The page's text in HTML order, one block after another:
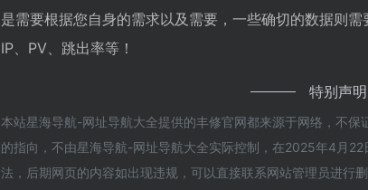
是需要根据您自身的需求以及需要，一些确切的数据则
IP、PV、跳出率等！
特别声明
本站星海导航-网址导航大全提供的丰修官网都来源于网络，不
的指向，不由星海导航-网址导航大全实际控制，在2025年4月
法，后期网页的内容如出现违规，可以直接联系网站管理员进行